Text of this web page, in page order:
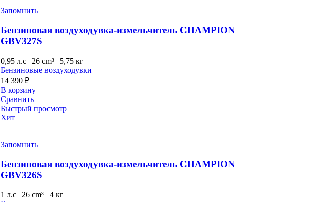
Запомнить
Бензиновая воздуходувка-измельчитель CHAMPION
GBV327S
0,95 л.с | 26 cm³ | 5,75 кг
Бензиновые воздуходувки
14 390 ₽
В корзину
Сравнить
Быстрый просмотр
Хит
Запомнить
Бензиновая воздуходувка-измельчитель CHAMPION
GВV326S
1 л.с | 26 cm³ | 4 кг